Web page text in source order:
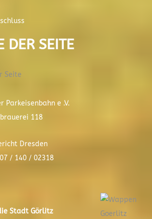
DER SEITE
e .V.
118
Dresden
/ 140 / 02318
Stadt Görlitz